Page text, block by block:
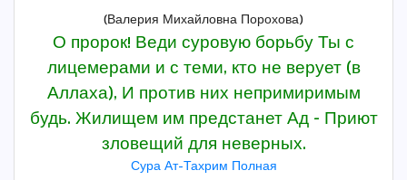
(Валерия Михайловна Порохова)
О пророк! Веди суровую борьбу Ты с
лицемерами и с теми, кто не верует (в
Аллаха), И против них непримиримым
будь. Жилищем им предстанет Ад - Приют
зловещий для неверных.
Сура Ат-Тахрим Полная